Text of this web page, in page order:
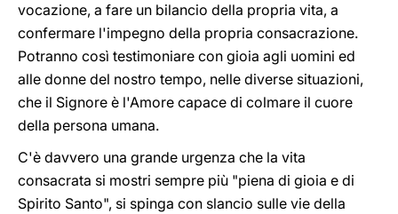
vocazione, a fare un bilancio della propria vita, a
confermare l'impegno della propria consacrazione.
Potranno così testimoniare con gioia agli uomini ed
alle donne del nostro tempo, nelle diverse situazioni,
che il Signore è l'Amore capace di colmare il cuore
della persona umana.
C'è davvero una grande urgenza che la vita
consacrata si mostri sempre più "piena di gioia e di
Spirito Santo", si spinga con slancio sulle vie della